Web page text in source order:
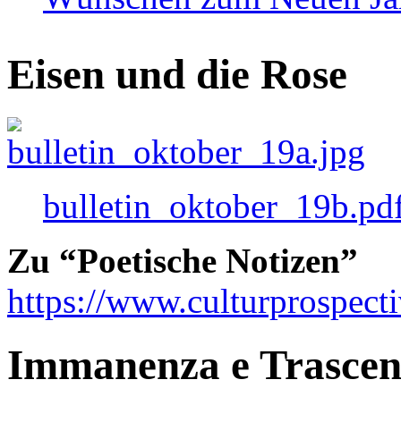
Eisen und die Rose
Zu “Poetische Notizen”
https://
Immanenza e